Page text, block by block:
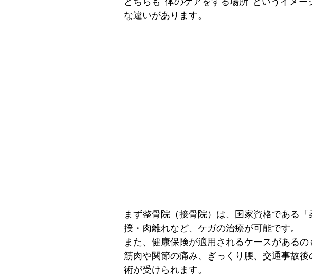
な違いがあります。
まず整骨院（接骨院）は、国家資格である
撲・肉離れなど、ケガの治療が可能です。
また、健康保険が適用されるケースがあるの
筋肉や関節の痛み、ぎっくり腰、交通事故
術が受けられます。